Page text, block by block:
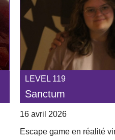
LEVEL 119
Sanctum
16 avril 2026
Escape game en réalité